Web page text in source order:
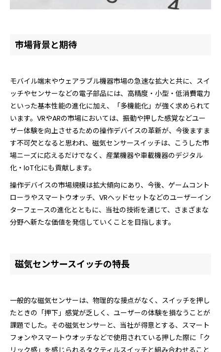
市場背景と期待
モバイル端末やウェアラブル機器市場の急速な拡大と共に、スイ
ッチやセンサーなどの電子部品には、高精度・小型・低消費電力
といった基本性能の進化に加え、「多機能化」が強く求められて
います。VRやARの市場においては、振動や押した感覚などユー
ザー体験を向上させるための操作デバイスの革新が、今後ますま
す不可欠となると思われ、磁気センサースイッチは、こうした市
場ニーズに応えるだけでなく、産業機器や車載機器のデジタル
化・IoT化にも貢献します。
操作デバイスの市場規模は拡大傾向にあり、今後、ゲームコント
ローラやスマートウオッチ、VRヘッドセットなどのユーザーイン
ターフェースの進化とともに、当社の技術を通じて、さまざまな
分野へ新たな価値を発信していくことを目指します。
磁気センサースイッチの特長
一般的な磁気センサーは、物理的な接点がなく、スイッチを押し
たときの「押下」感覚が乏しく、ユーザーの体験を損なうことが
課題でした。その磁気センサーと、当社が得意とする、スマート
フォンやスマートウオッチなどで使用されている押した際に「ク
リック感」を感じられるタクティルスイッチと組み合わせること